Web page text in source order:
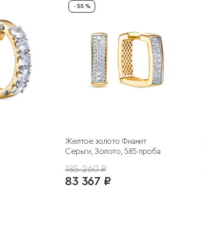
- 55 %
Желтое золото Фианит
Серьги, Золото, 585 проба
185 260 ₽
83 367 ₽